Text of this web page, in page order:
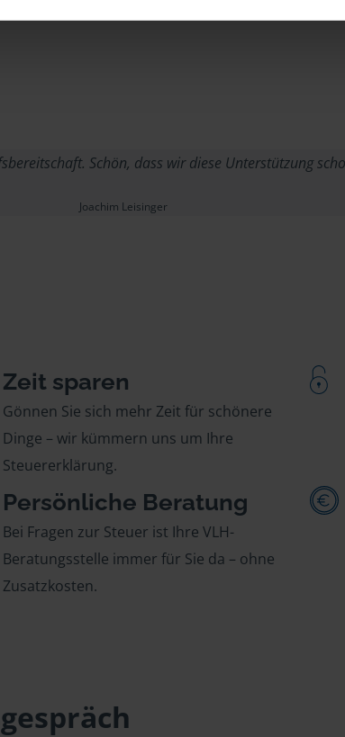
Schön, dass wir diese Unterstützung
Joachim Leisinger
Zeit sparen
Gönnen Sie sich mehr Zeit für schönere
Dinge – wir kümmern uns um Ihre
Steuererklärung.
Persönliche Beratung
Bei Fragen zur Steuer ist Ihre VLH-
Beratungsstelle immer für Sie da – ohne
Zusatzkosten.